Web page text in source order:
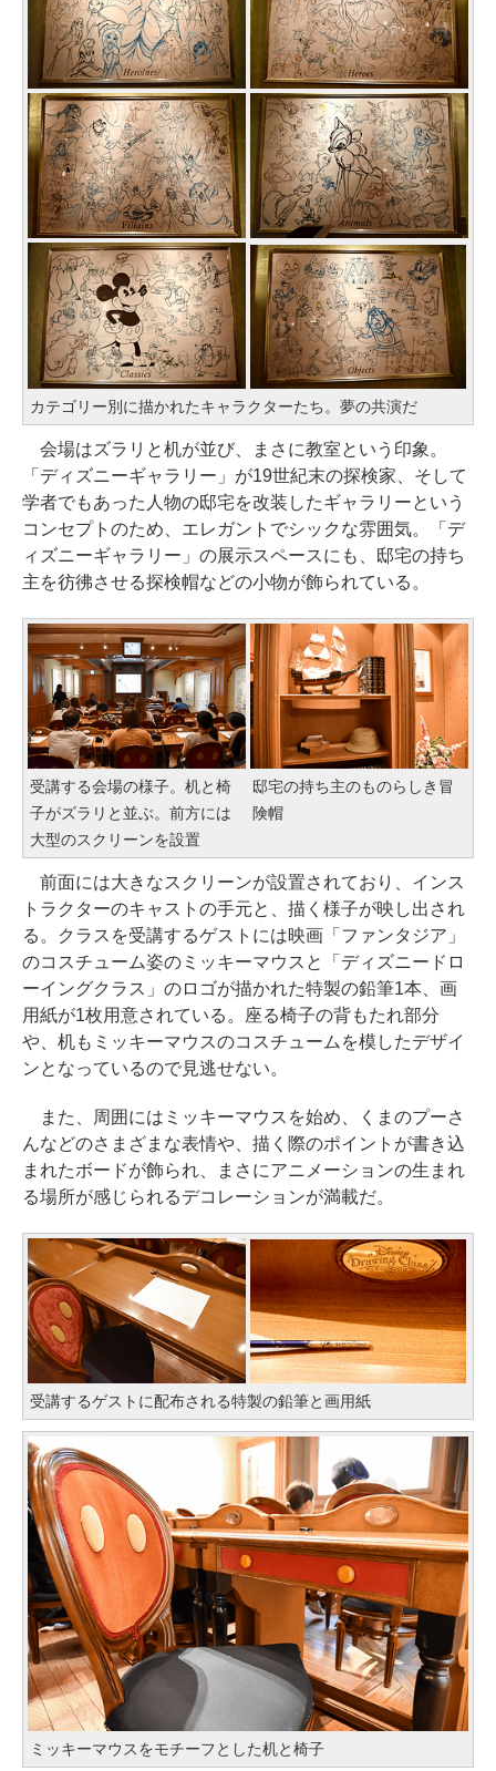
カテゴリー別に描かれたキャラクターたち。夢の共演だ
会場はズラリと机が並び、まさに教室という印象。
「ディズニーギャラリー」が19世紀末の探検家、そして
学者でもあった人物の邸宅を改装したギャラリーという
コンセプトのため、エレガントでシックな雰囲気。「デ
ィズニーギャラリー」の展示スペースにも、邸宅の持ち
主を彷彿させる探検帽などの小物が飾られている。
受講する会場の様子。机と椅
子がズラリと並ぶ。前方には
大型のスクリーンを設置
邸宅の持ち主のものらしき冒
険帽
前面には大きなスクリーンが設置されており、インス
トラクターのキャストの手元と、描く様子が映し出され
る。クラスを受講するゲストには映画「ファンタジア」
のコスチューム姿のミッキーマウスと「ディズニードロ
ーイングクラス」のロゴが描かれた特製の鉛筆1本、画
用紙が1枚用意されている。座る椅子の背もたれ部分
や、机もミッキーマウスのコスチュームを模したデザイ
ンとなっているので見逃せない。
また、周囲にはミッキーマウスを始め、くまのプーさ
んなどのさまざまな表情や、描く際のポイントが書き込
まれたボードが飾られ、まさにアニメーションの生まれ
る場所が感じられるデコレーションが満載だ。
受講するゲストに配布される特製の鉛筆と画用紙
ミッキーマウスをモチーフとした机と椅子